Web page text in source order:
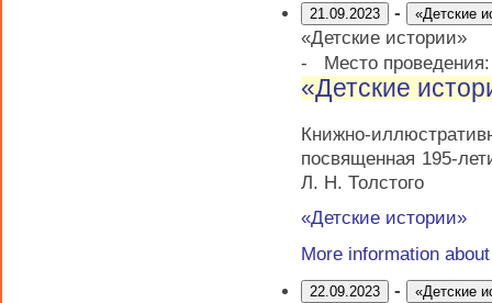
21.09.2023 - «Детские
«Детские истории»
-
Место
«Детские
Книжно-
посвященная 195-
Л. Н. Толстого
«Детские истории»
More information
22.09.2023 - «Детские